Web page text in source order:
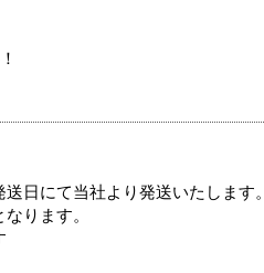
日にて当社より発送いたします。
ります。